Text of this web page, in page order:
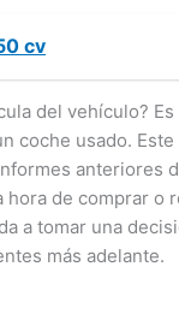
cv
del vehículo?
coche usado.
anteriores
de comprar o
a tomar una
más adelante.